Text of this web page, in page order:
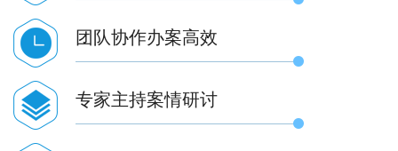
团队协作办案高效
专家主持案情研讨